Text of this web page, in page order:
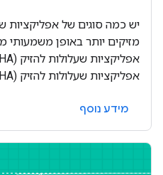
מזיקים יותר באופן משמעותי
אפליקציות שעלולות להזיק (PHA) ואיך אנחנו מטפלים בהן.
מידע נוסף